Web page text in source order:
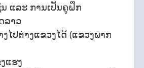
ແລະ ການເປັນຄູຝຶກ
ລາວ
ໄປຕ່າງແຂວງໄດ້ (ແຂວງພາກ
ແຮງ